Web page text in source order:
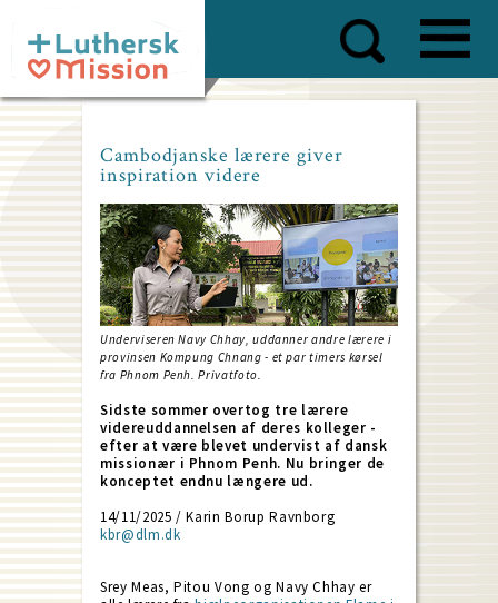
main
content
Cambodjanske lærere giver
inspiration videre
Underviseren Navy Chhay, uddanner andre lærere i
provinsen Kompung Chnang - et par timers kørsel
fra Phnom Penh. Privatfoto.
Sidste sommer overtog tre lærere
videreuddannelsen af deres kolleger -
efter at være blevet undervist af dansk
missionær i Phnom Penh. Nu bringer de
konceptet endnu længere ud.
14/11/2025 / Karin Borup Ravnborg
kbr@dlm.dk
Srey Meas, Pitou Vong og Navy Chhay er